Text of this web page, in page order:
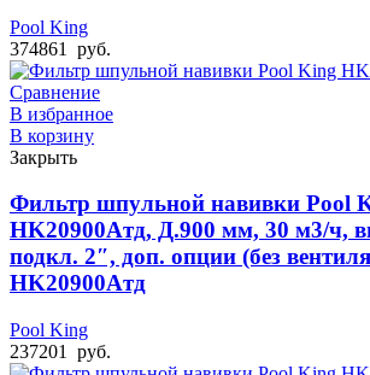
Pool King
374861
руб.
Сравнение
В избранное
В корзину
Закрыть
Фильтр шпульной навивки Pool
HK20900Aтд, Д.900 мм, 30 м3/ч,
подкл. 2″, доп. опции (без
HK20900Aтд
Pool King
237201
руб.